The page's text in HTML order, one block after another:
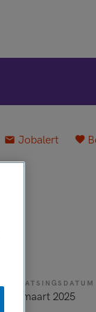
Jobalert
PLAATSINGSDATUM
11 maart 2025